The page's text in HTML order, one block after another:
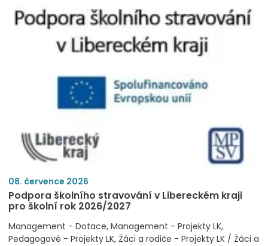
08. července 2026
Podpora školního stravování v Libereckém kraji
pro školní rok 2026/2027
Management - Dotace Management - Projekty LK
Pedagogové - Projekty LK Žáci a rodiče - Projekty LK / Žáci a